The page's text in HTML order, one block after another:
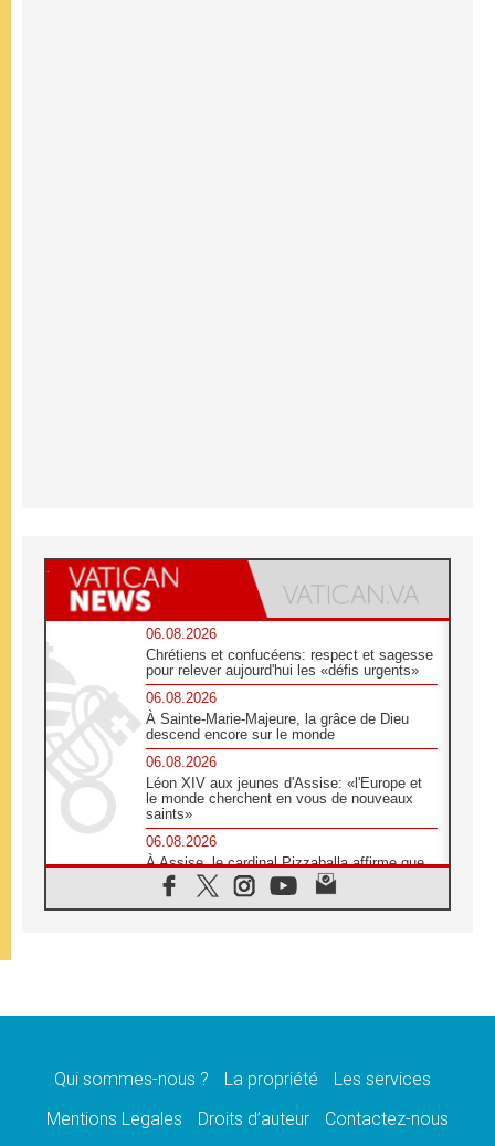
06.08.2026
Chrétiens et confucéens: respect et sagesse
pour relever aujourd'hui les «défis urgents»
06.08.2026
À Sainte-Marie-Majeure, la grâce de Dieu
descend encore sur le monde
06.08.2026
Léon XIV aux jeunes d'Assise: «l'Europe et
le monde cherchent en vous de nouveaux
saints»
06.08.2026
À Assise, le cardinal Pizzaballa affirme que
«les chrétiens veulent la paix»
06.08.2026
message de paix et de dignité humaine»
«La visite du Pape en Uruguay renforcera
Qui sommes-nous ? La propriété
Les services
Mentions Legales
Droits d’auteur Contactez-nous